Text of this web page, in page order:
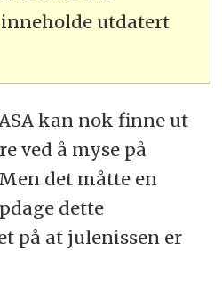
utdatert
kan nok finne ut
ved å myse på
det måtte en
dette
på at julenissen er